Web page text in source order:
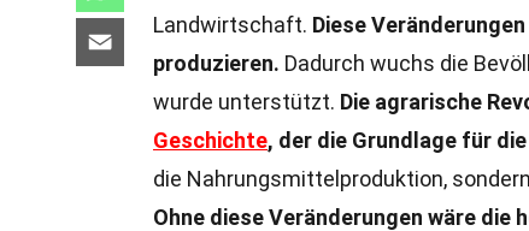
Landwirtschaft. Diese
produzieren. Dadurch wuchs die
wurde unterstützt. Die agrarische
Geschichte, der die Grundlage für
die Nahrungsmittelproduktion,
Ohne diese Veränderungen wäre die